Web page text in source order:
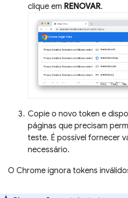
clique em RENOVAR.
Copie o novo token e
páginas que precisam
teste. É possível fornecer
necessário.
O Chrome ignora tokens